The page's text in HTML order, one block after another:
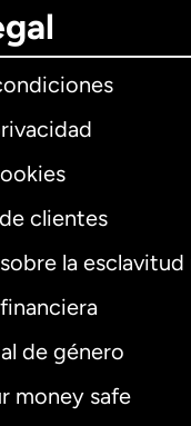
clientes
la esclavitud
de género
money safe
English